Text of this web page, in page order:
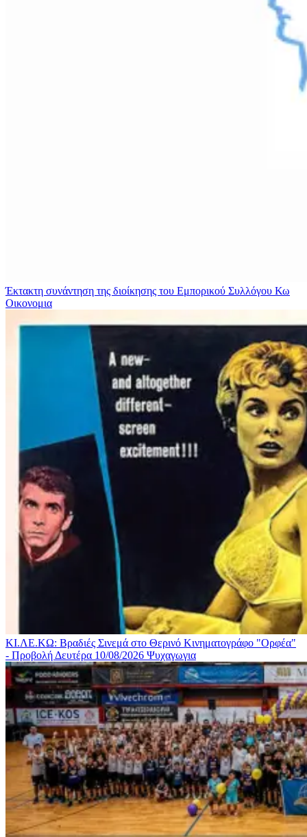
Έκτακτη συνάντηση της διοίκησης του Εμπορικού Συλλόγου Κω
Οικονομια
ΚΙ.ΛΕ.ΚΩ: Βραδιές Σινεμά στο Θερινό Κινηματογράφο "Ορφέα"
- Προβολή Δευτέρα 10/08/2026 Ψυχαγωγια